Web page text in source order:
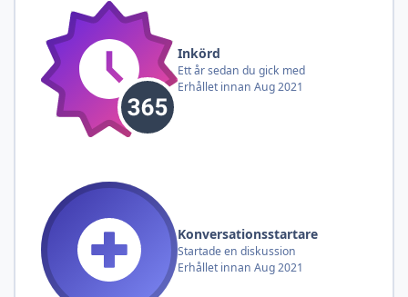
Inkörd
Ett år sedan du gick med
Erhållet innan Aug 2021
Konversationsstartare
Startade en diskussion
Erhållet innan Aug 2021